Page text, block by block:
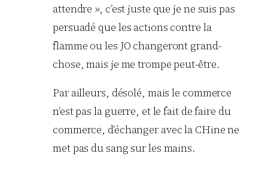
attendre », c’est juste que je ne suis pas
persuadé que les actions contre la
flamme ou les JO changeront grand-
chose, mais je me trompe peut-être.
Par ailleurs, désolé, mais le commerce
n’est pas la guerre, et le fait de faire du
commerce, d’échanger avec la CHine ne
met pas du sang sur les mains.